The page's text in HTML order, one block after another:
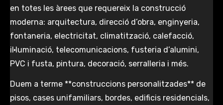
en totes les àrees que requereix la construcció
moderna: arquitectura, direcció d’obra, enginyeria,
fontaneria, electricitat, climatització, calefacció,
il·luminació, telecomunicacions, fusteria d’alumini,
PVC i fusta, pintura, decoració, serralleria i més.
Duem a terme **construccions personalitzades** de
pisos, cases unifamiliars, bordes, edificis residencials,